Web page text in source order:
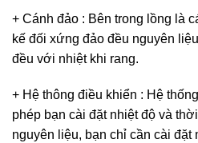
+ Cánh đảo : Bên trong lồng là
kế đối xứng đảo đều nguyên
đều với nhiệt khi rang.
+ Hệ thông điều khiển : Hệ
phép bạn cài đặt nhiệt độ và
nguyên liệu, bạn chỉ cần cài